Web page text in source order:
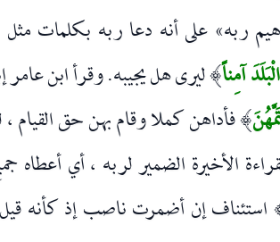
ربه» على أنه دعا ربه بكلمات مثل
آمِناً)ليرى هل يجيبه. وقرأ ابن عامر
)فأداهن كملا وقام بهن حق القيام ،
الأخيرة الضمير لربه ، أي أعطاه
استئناف إن أضمرت ناصب إذ كأنه